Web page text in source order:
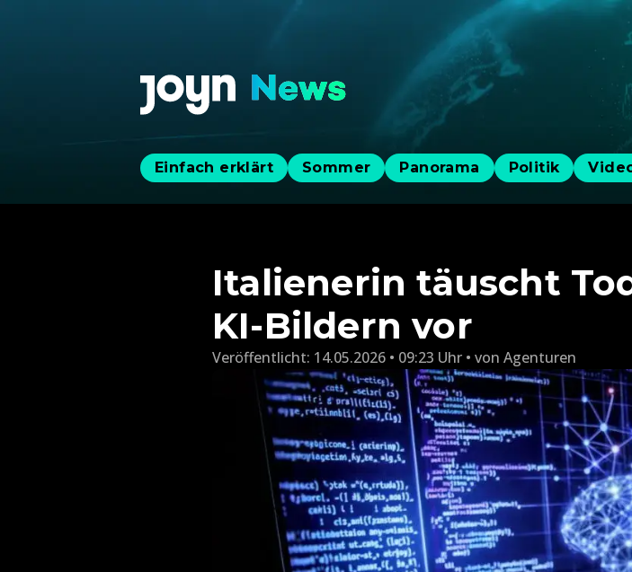
Einfach erklärt Sommer Panorama Politik
Italienerin täuscht
KI-Bildern vor
Veröffentlicht: 14.05.2026 • 09:23 Uhr von Agenturen